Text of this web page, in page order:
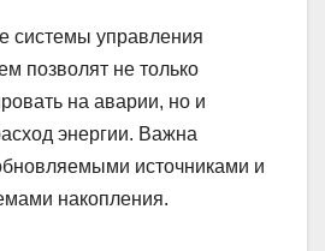
системы управления
позволят не только
на аварии, но и
энергии. Важна
источниками и
накопления.